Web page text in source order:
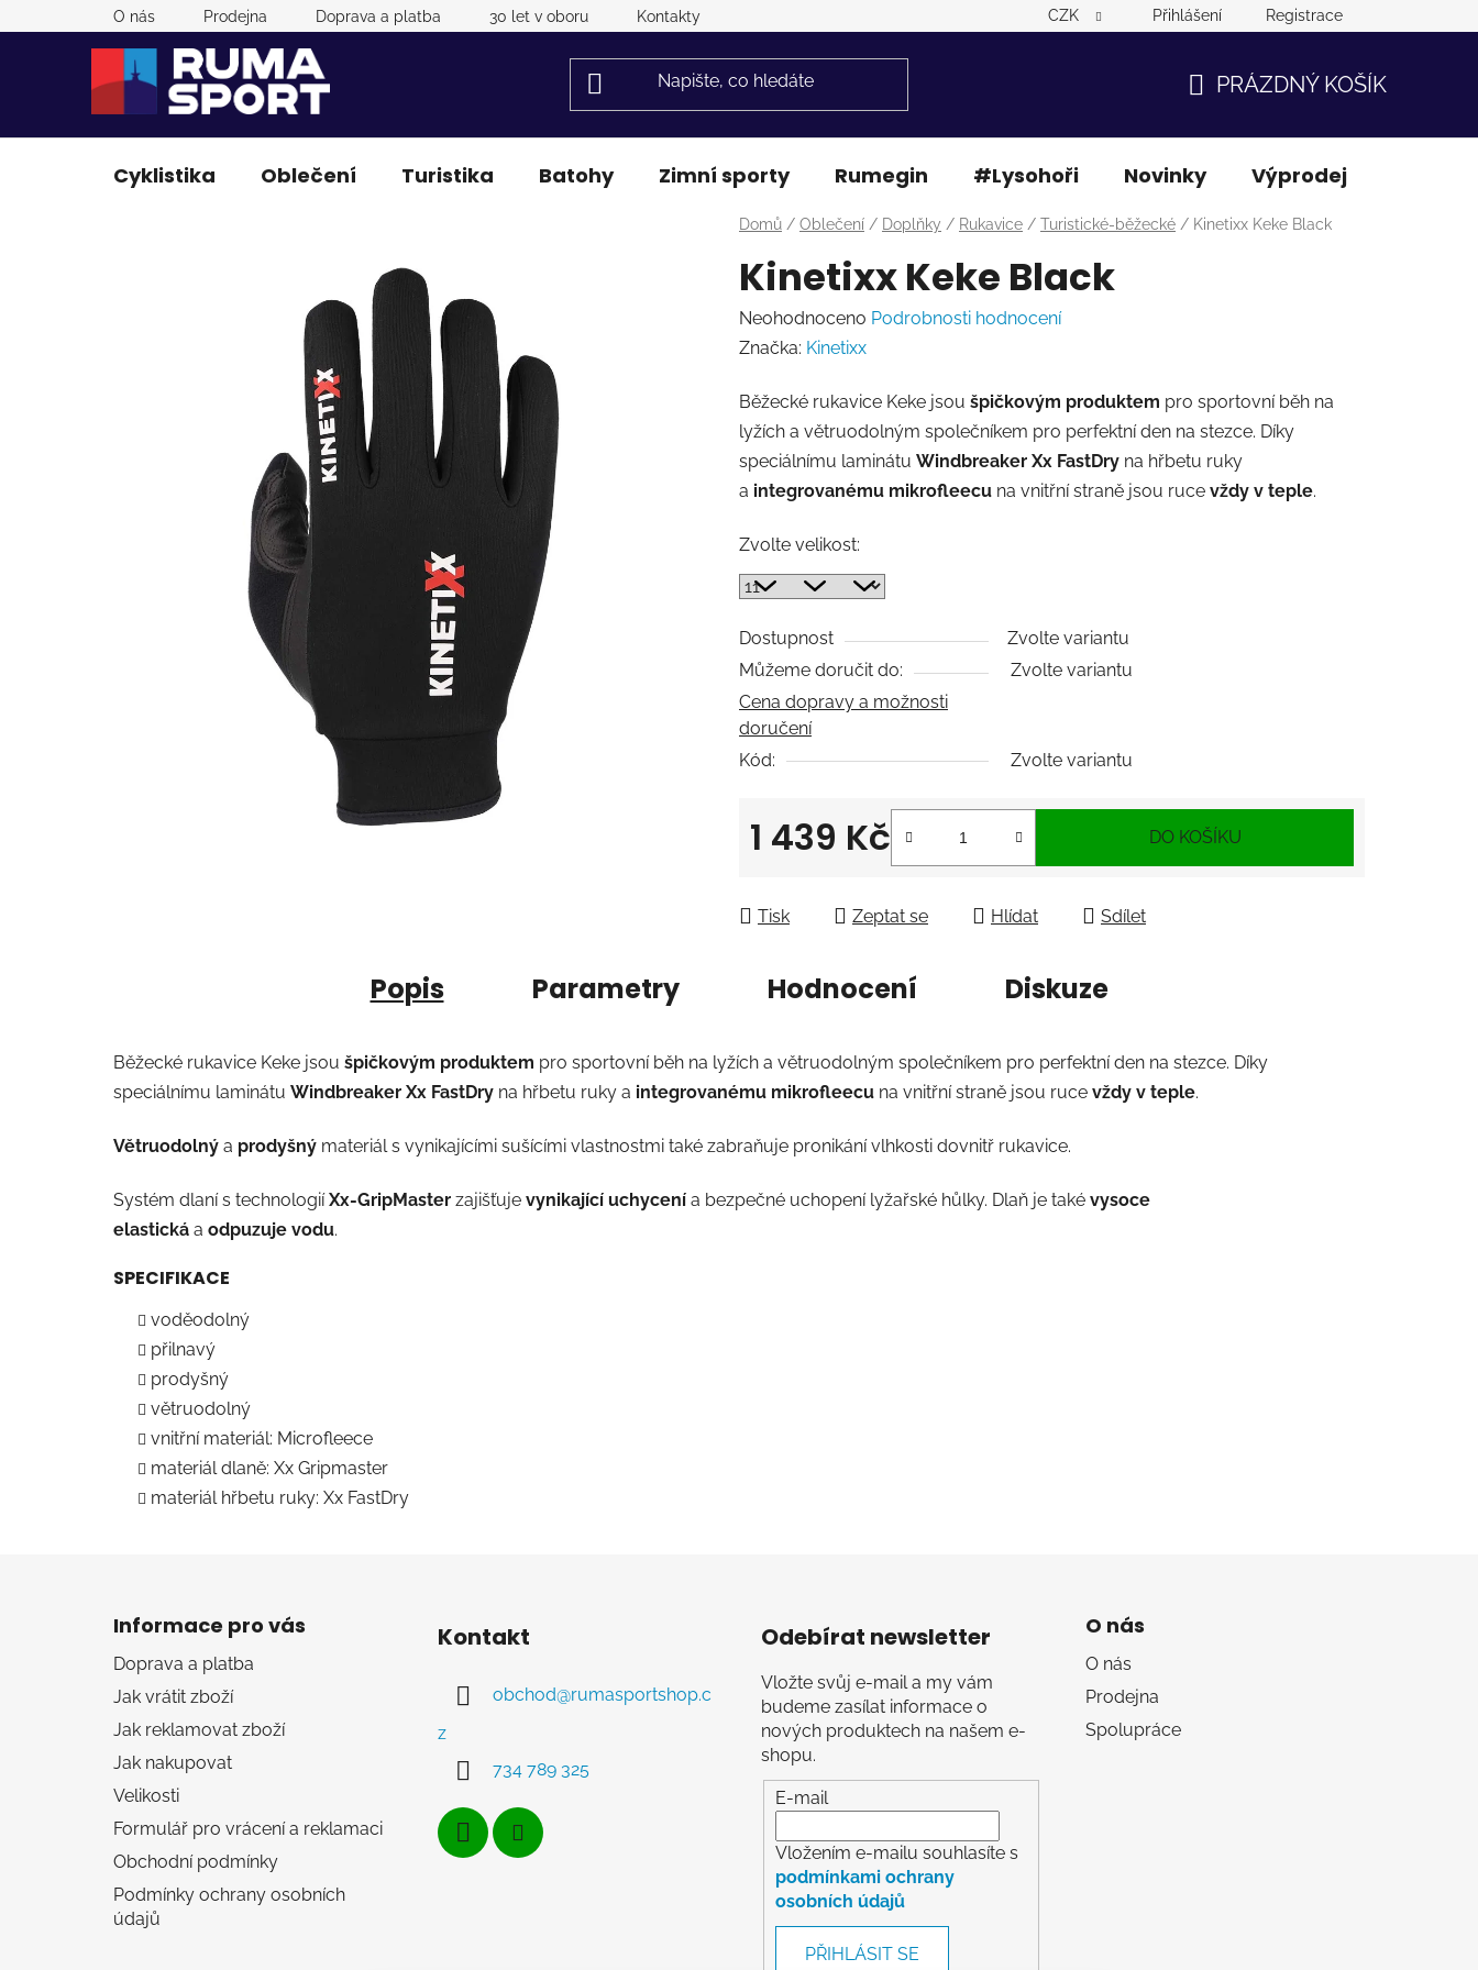
na
O nás Prodejna Doprava a platba 30 let v oboru Kontakty CZK Přihlášení Registrace
KOŠÍK
PRÁZDNÝ KOŠÍK
Cyklistika Oblečení Turistika Batohy Zimní sporty Rumegin #Lysohoři Novinky Výprodej
Domů / Oblečení / Doplňky / Rukavice / Turistické-běžecké / Kinetixx Keke Black
Kinetixx Keke Black
Průměrné
hodnocení
je
0,0
z
5
Neohodnoceno Podrobnosti hodnocení
Značka: Kinetixx
Běžecké rukavice Keke jsou špičkovým produktem pro sportovní běh na
lyžích a větruodolným společníkem pro perfektní den na stezce. Díky
speciálnímu laminátu Windbreaker Xx FastDry na hřbetu ruky
a integrovanému mikrofleecu na vnitřní straně jsou ruce vždy v teple.
Zvolte velikost:
Dostupnost
Zvolte variantu
Můžeme doručit do:
Zvolte variantu
Cena dopravy a možnosti
doručení
Kód:
Zvolte variantu
1 439 Kč DO KOŠÍKU
Tisk Zeptat se Hlídat Sdílet
Popis Parametry Hodnocení Diskuze
Běžecké rukavice Keke jsou špičkovým produktem pro sportovní běh na lyžích a větruodolným společníkem pro perfektní den na stezce. Díky
speciálnímu laminátu Windbreaker Xx FastDry na hřbetu ruky a integrovanému mikrofleecu na vnitřní straně jsou ruce vždy v teple.
Větruodolný a prodyšný materiál s vynikajícími sušícími vlastnostmi také zabraňuje pronikání vlhkosti dovnitř rukavice.
Systém dlaní s technologií Xx-GripMaster zajišťuje vynikající uchycení a bezpečné uchopení lyžařské hůlky. Dlaň je také vysoce
elastická a odpuzuje vodu.
SPECIFIKACE
voděodolný
přilnavý
prodyšný
větruodolný
vnitřní materiál: Microfleece
materiál dlaně: Xx Gripmaster
materiál hřbetu ruky: Xx FastDry
Informace pro vás
Doprava a platba
Jak vrátit zboží
Jak reklamovat zboží
Jak nakupovat
Velikosti
Formulář pro vrácení a reklamaci
Obchodní podmínky
Podmínky ochrany osobních
údajů
Kontakt
obchod@rumasportshop.c
z
734 789 325
Odebírat newsletter
Vložte svůj e-mail a my vám
budeme zasílat informace o
nových produktech na našem e-
shopu.
E-mail
Vložením e-mailu souhlasíte s
podmínkami ochrany
osobních údajů
PŘIHLÁSIT SE
O nás
O nás
Prodejna
Spolupráce